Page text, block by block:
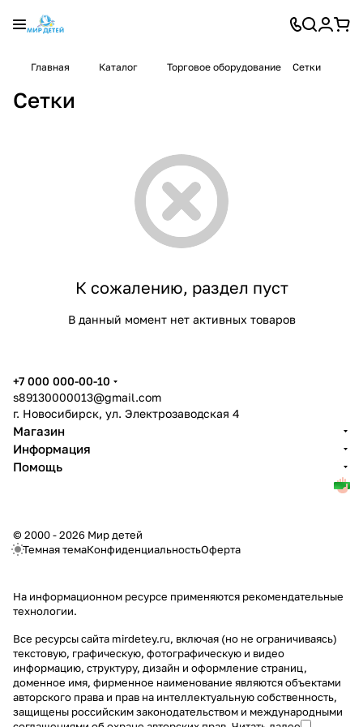
Главная Каталог Торговое оборудование Сетки
Сетки
К сожалению, раздел пуст
В данный момент нет активных товаров
+7 000 000-00-10
s89130000013@gmail.com
г. Новосибирск, ул. Электрозаводская 4
Магазин
Информация
Помощь
© 2000 - 2026 Мир детей
Темная темаКонфиденциальностьОферта
На информационном ресурсе применяются рекомендательные
технологии.
Все ресурсы сайта mirdetey.ru, включая (но не ограничиваясь)
текстовую, графическую, фотографическую и видео
информацию, структуру, дизайн и оформление страниц,
доменное имя, фирменное наименование являются объектами
авторского права и прав на интеллектуальную собственность,
защищены российским законодательством и международными